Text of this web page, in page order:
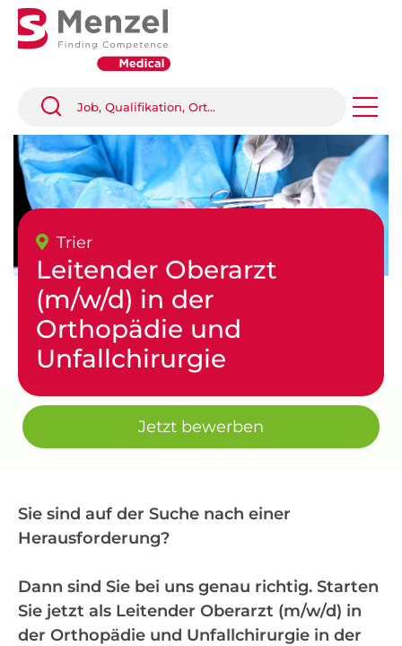
Trier
Leitender Oberarzt
(m/w/d) in der
Orthopädie und
Unfallchirurgie
Jetzt bewerben
Sie sind auf der Suche nach einer
Herausforderung?
Dann sind Sie bei uns genau richtig. Starten
Sie jetzt als Leitender Oberarzt (m/w/d) in
der Orthopädie und Unfallchirurgie in der